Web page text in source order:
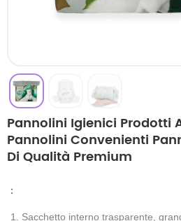
Pannolini Igienici Prodotti
Pannolini Convenienti
Di Qualità Premium
：
1. Sacchetto interno trasparente,